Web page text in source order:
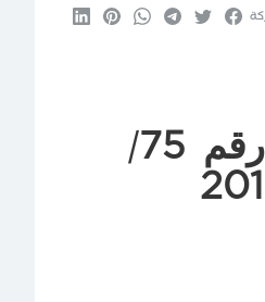
رقم75
/